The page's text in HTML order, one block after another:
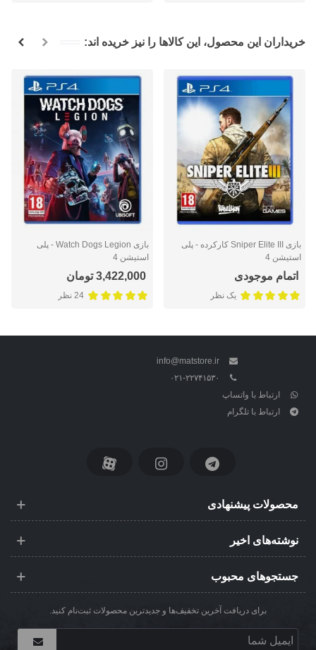
خریداران این محصول، این کالاها را نیز خریده اند:
بازی Sniper Elite III کارکرده - پلی
استیشن 4
اتمام موجودی
یک نظر
بازی Watch Dogs Legion - پلی
استیشن 4
3,422,000 تومان
24 نظر
info@matstore.ir
۰۲۱-۲۲۷۴۱۵۳۰
ارتباط با واتساپ
ارتباط با تلگرام
محصولات پیشنهادی
نوشته‌های اخیر
جستجوهای محبوب
برای دریافت آخرین تخفیف‌ها و جدیدترین محصولات ثبت‌نام کنید.